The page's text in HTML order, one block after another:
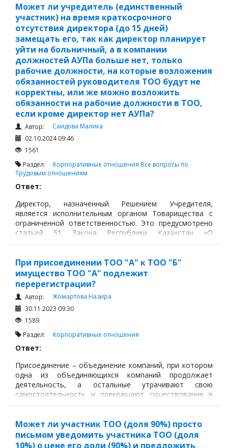
не отвечает по обязательствам своих участников.
Участники товарищества, неполностью внесшие
вклады в уставный капитал, несут солидарную
ответственность по его обязательствам в пределах
стоимости невнесенной части вклада каждого из
участников.
Может ли учредитель (единственный
участник) на время краткосрочного
отсутствия директора (до 15 дней)
замещать его, так как директор планирует
уйти на больничный, а в компании
должностей АУПа больше нет, только
рабочие должности, на которые возложения
обязанностей руководителя ТОО будут не
корректны, или же можно возложить
обязанности на рабочие должности в ТОО,
если кроме директор нет АУПа?
Автор:
Саидова Малика
02.10.2024 09:46
1561
Раздел: Корпоративные отношения Все вопросы по
Трудовым отношениям
Ответ:
Директор, назначенный Решением Учредителя,
является исполнительным органом Товарищества с
ограниченной ответственностью. Это предусмотрено
статьей 51 Закона Республики Казахстан «О
товариществах с ограниченной и дополнительной
При присоединении ТОО "А" к ТОО "Б"
имущество ТОО "А" подлежит
перерегистрации?
Автор:
Жомартова Назира
30.11.2023 09:30
1589
Раздел: Корпоративные отношения
Ответ:
Присоединение – объединение компаний, при котором
одна из объединяющихся компаний продолжает
деятельность, а остальные утрачивают свою
самостоятельность и прекращают существование в
качестве юридического лица и налогоплательщика,
Может ли участник ТОО (доля 90%) просто
письмом уведомить участника ТОО (доля
10%) о цене его доли (90%) и предложить